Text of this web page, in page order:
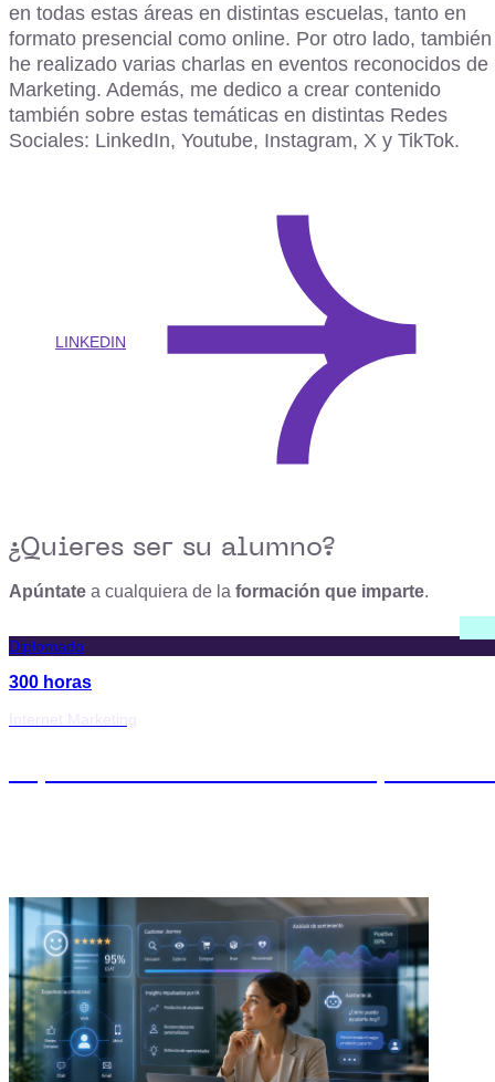
en todas estas áreas en distintas escuelas, tanto en
formato presencial como online. Por otro lado, también
he realizado varias charlas en eventos reconocidos de
Marketing. Además, me dedico a crear contenido
también sobre estas temáticas en distintas Redes
Sociales: LinkedIn, Youtube, Instagram, X y TikTok.
LINKEDIN
¿Quieres ser su alumno?
Apúntate a cualquiera de la formación que imparte.
Diplomado
300 horas
Internet Marketing